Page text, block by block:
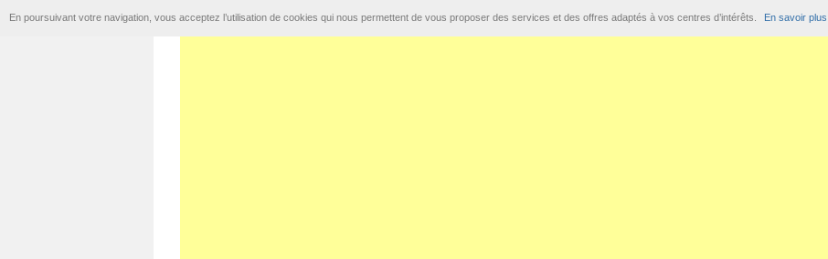
En poursuivant votre navigation, vous acceptez l’utilisation de cookies qui nous permettent de vous proposer des services et des offres adaptés à vos centres d’intérêts. En savoir plus